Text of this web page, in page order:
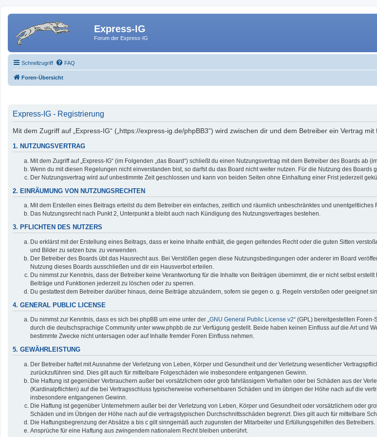
Express-IG
Forum der Express-IG
Schnellzugriff FAQ
Foren-Übersicht
Express-IG - Registrierung
Mit dem Zugriff auf „Express-IG“ („https://express-ig.de/phpBB3“) wird zwischen dir und dem Betreiber ein Vertrag
1. NUTZUNGSVERTRAG
Mit dem Zugriff auf „Express-IG“ (im Folgenden „das Board“) schließt du einen Nutzungsvertrag mit dem Betreiber des Boards
Wenn du mit diesen Regelungen nicht einverstanden bist, so darfst du das Board nicht weiter nutzen. Für die Nutzung des
Der Nutzungsvertrag wird auf unbestimmte Zeit geschlossen und kann von beiden Seiten ohne Einhaltung einer Frist jederzeit
2. EINRÄUMUNG VON NUTZUNGSRECHTEN
Mit dem Erstellen eines Beitrags erteilst du dem Betreiber ein einfaches, zeitlich und räumlich unbeschränktes und
Das Nutzungsrecht nach Punkt 2, Unterpunkt a bleibt auch nach Kündigung des Nutzungsvertrages bestehen.
3. PFLICHTEN DES NUTZERS
Du erklärst mit der Erstellung eines Beitrags, dass er keine Inhalte enthält, die gegen geltendes Recht oder die guten Sitten
und Bilder zu setzen bzw. zu verwenden.
Der Betreiber des Boards übt das Hausrecht aus. Bei Verstößen gegen diese Nutzungsbedingungen oder anderer im Board
Nutzung dieses Boards ausschließen und dir ein Hausverbot erteilen.
Du nimmst zur Kenntnis, dass der Betreiber keine Verantwortung für die Inhalte von Beiträgen übernimmt, die er nicht selbst
Beiträge und Funktionen jederzeit zu löschen oder zu sperren.
Du gestattest dem Betreiber darüber hinaus, deine Beiträge abzuändern, sofern sie gegen o. g. Regeln verstoßen oder geeignet
4. GENERAL PUBLIC LICENSE
Du nimmst zur Kenntnis, dass es sich bei phpBB um eine unter der „GNU General Public License v2“ (GPL) bereitgestellten
durch die deutschsprachige Community unter www.phpbb.de zur Verfügung gestellt. Beide haben keinen Einfluss auf die Art und
bestimmte Zwecke nicht untersagen oder auf Inhalte fremder Foren Einfluss nehmen.
5. GEWÄHRLEISTUNG
Der Betreiber haftet mit Ausnahme der Verletzung von Leben, Körper und Gesundheit und der Verletzung wesentlicher
zurückzuführen sind. Dies gilt auch für mittelbare Folgeschäden wie insbesondere entgangenen Gewinn.
Die Haftung ist gegenüber Verbrauchern außer bei vorsätzlichem oder grob fahrlässigem Verhalten oder bei Schäden aus der
(Kardinalpflichten) auf die bei Vertragsschluss typischerweise vorhersehbaren Schäden und im übrigen der Höhe nach auf die
insbesondere entgangenen Gewinn.
Die Haftung ist gegenüber Unternehmern außer bei der Verletzung von Leben, Körper und Gesundheit oder vorsätzlichem oder
Schäden und im Übrigen der Höhe nach auf die vertragstypischen Durchschnittsschäden begrenzt. Dies gilt auch für mittelbare
Die Haftungsbegrenzung der Absätze a bis c gilt sinngemäß auch zugunsten der Mitarbeiter und Erfüllungsgehilfen des Betreibers.
Ansprüche für eine Haftung aus zwingendem nationalem Recht bleiben unberührt.